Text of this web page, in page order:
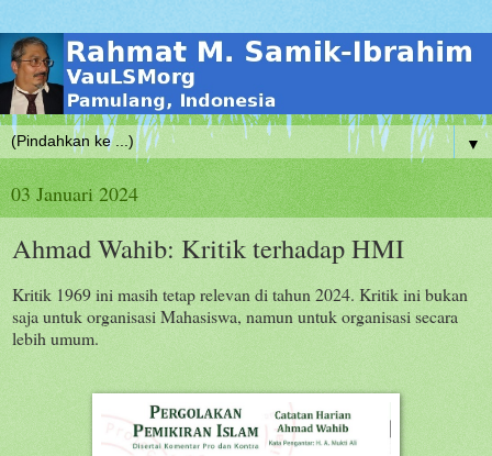
▼
03 Januari 2024
Ahmad Wahib: Kritik terhadap HMI
Kritik 1969 ini masih tetap relevan di tahun 2024. Kritik ini bukan
saja untuk organisasi Mahasiswa, namun untuk organisasi secara
lebih umum.